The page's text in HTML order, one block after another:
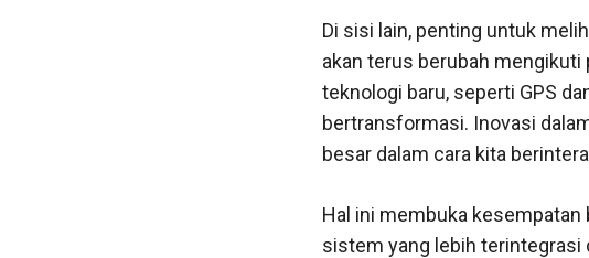
Di sisi lain, penting untuk
akan terus berubah
teknologi baru, seperti GPS
bertransformasi. Inovasi
besar dalam cara kita
Hal ini membuka
sistem yang lebih terintegrasi